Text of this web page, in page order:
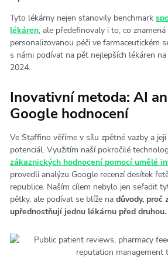
Tyto lékárny nejen stanovily benchmark
lékáren, ale předefinovaly i to, co
personalizovanou péči ve farmaceutickém
s námi podívat na pět nejlepších lékáren
2024.
Inovativní metoda: AI
Google hodnocení
Ve Staffino věříme v sílu zpětné vazby a
potenciál. Využitím naší pokročilé
zákaznických hodnocení pomocí umělé
provedli analýzu Google recenzí desítek
republice. Naším cílem nebylo jen seřadit
pětky, ale podívat se blíže nadůvody, proč
upřednostňují jednu lékárnu před druhou.